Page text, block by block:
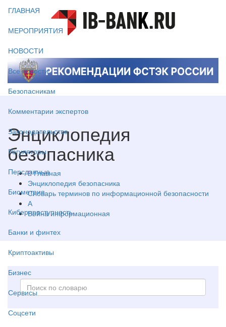
ГЛАВНАЯ
МЕРОПРИЯТИЯ
НОВОСТИ
Все новости
Безопасникам
Комментарии экспертов
Законодательство
Регуляторы
Персданные
Биометрия
Киберпреступность
Банки и финтех
Криптоактивы
Бизнес
Сервисы
Соцсети
Энциклопедия
безопасника
Главная
Энциклопедия безопасника
Словарь терминов по информационной безопасности
А
Война информационная